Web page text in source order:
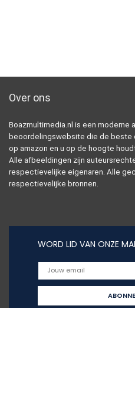
Over ons
Boazmultimedia.nl is een moderne
beoordelingswebsite die de beste
op amazon en u op de hoogte
Alle afbeeldingen zijn
respectievelijke eigenaren. Alle
respectievelijke bronnen.
WORD LID VAN ONZE